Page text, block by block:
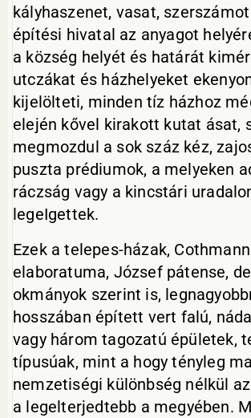
kályhaszenet, vasat,
építési hivatal az anyagot
a község helyét és határát
utczákat és házhelyeket
kijelölteti, minden tíz házhoz
elején kővel kirakott kutat ásat,
megmozdul a sok száz kéz,
puszta prédiumok, a melyeken
ráczság vagy a kincstári
legeIgettek.
Ezek a telepes-házak, Cothmann
elaboratuma, József pátense,
okmányok szerint is,
hosszában épített vert falú,
vagy három tagozatú épületek,
típusúak, mint a hogy tényleg
nemzetiségi különbség nélkül
a legelterjedtebb a megyében.